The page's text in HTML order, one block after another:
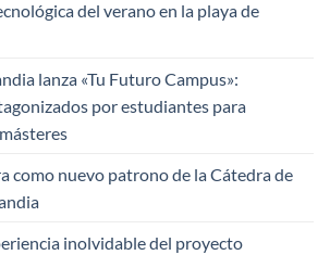
del verano en la playa de
lanza «Tu Futuro Campus»:
por estudiantes para
como nuevo patrono de la Cátedra de
inolvidable del proyecto